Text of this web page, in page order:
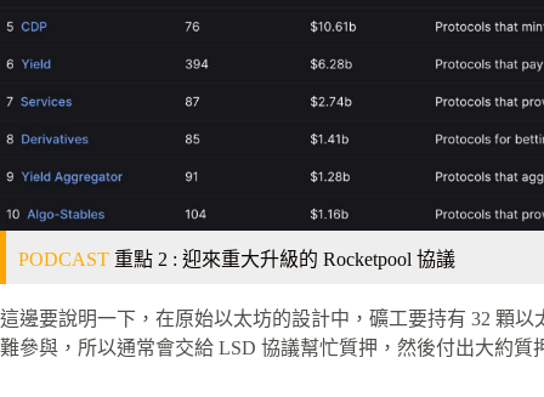
PODCAST 重點 2 : 迎來重大升級的 Rocketpool 協議
這邊要說明一下，在原始以太坊的設計中，礦工要持有 32 顆
難參與，所以通常會交給 LSD 協議幫忙質押，然後付出大約質